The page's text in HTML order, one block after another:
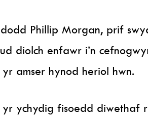
Phillip Morgan, prif
diolch enfawr i’n
amser hynod heriol hwn.
yr ychydig fisoedd diwethaf